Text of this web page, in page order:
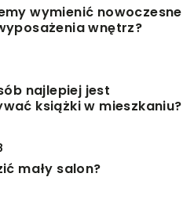
wymienić nowoczesne
wnętrz?
najlepiej jest
książki w mieszkaniu?
mały salon?